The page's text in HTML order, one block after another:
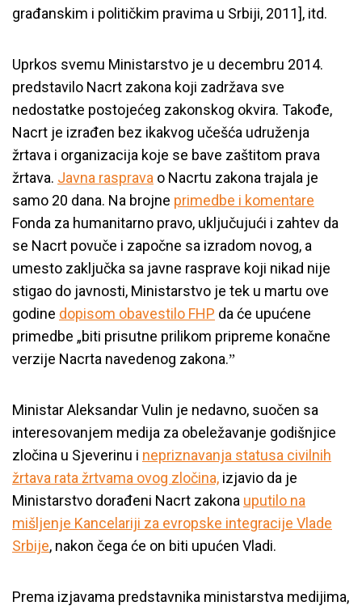
građanskim i političkim pravima u Srbiji, 2011], itd.
Uprkos svemu Ministarstvo je u decembru 2014.
predstavilo Nacrt zakona koji zadržava sve
nedostatke postojećeg zakonskog okvira. Takođe,
Nacrt je izrađen bez ikakvog učešća udruženja
žrtava i organizacija koje se bave zaštitom prava
žrtava. Javna rasprava o Nacrtu zakona trajala je
samo 20 dana. Na brojne primedbe i komentare
Fonda za humanitarno pravo, uključujući i zahtev da
se Nacrt povuče i započne sa izradom novog, a
umesto zaključka sa javne rasprave koji nikad nije
stigao do javnosti, Ministarstvo je tek u martu ove
godine dopisom obavestilo FHP da će upućene
primedbe „biti prisutne prilikom pripreme konačne
verzije Nacrta navedenog zakona.ˮ
Ministar Aleksandar Vulin je nedavno, suočen sa
interesovanjem medija za obeležavanje godišnjice
zločina u Sjeverinu i nepriznavanja statusa civilnih
žrtava rata žrtvama ovog zločina, izjavio da je
Ministarstvo dorađeni Nacrt zakona uputilo na
mišljenje Kancelariji za evropske integracije Vlade
Srbije, nakon čega će on biti upućen Vladi.
Prema izjavama predstavnika ministarstva medijima,